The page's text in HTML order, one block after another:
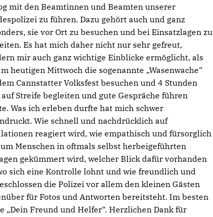
mit den Beamtinnen und Beamten unserer
zu führen. Dazu gehört auch und ganz
sie vor Ort zu besuchen und bei Einsatzlagen zu
Es hat mich daher nicht nur sehr gefreut,
mir auch ganz wichtige Einblicke ermöglicht, als
heutigen Mittwoch die sogenannte „Wasenwache“
Cannstatter Volksfest besuchen und 4 Stunden
Streife begleiten und gute Gespräche führen
Was ich erleben durfte hat mich schwer
Wie schnell und nachdrücklich auf
reagiert wird, wie empathisch und fürsorglich
Menschen in oftmals selbst herbeigeführten
gekümmert wird, welcher Blick dafür vorhanden
sich eine Kontrolle lohnt und wie freundlich und
die Polizei vor allem den kleinen Gästen
für Fotos und Antworten bereitsteht. Im besten
„Dein Freund und Helfer“. Herzlichen Dank für